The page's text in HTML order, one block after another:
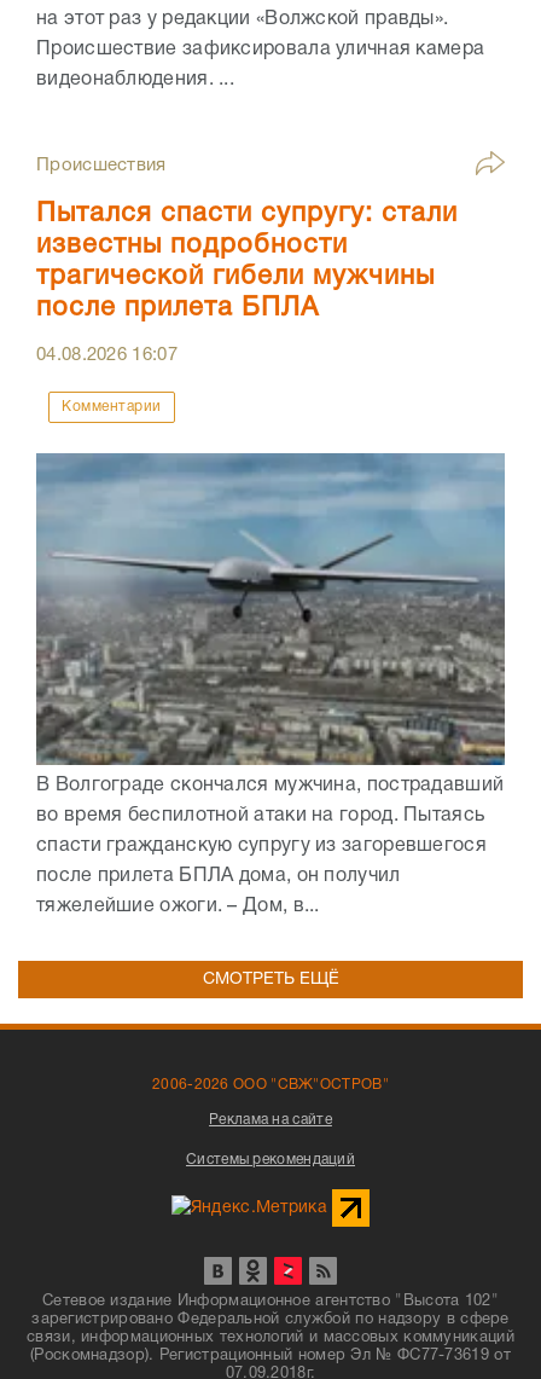
на этот раз у редакции «Волжской правды».
Происшествие зафиксировала уличная камера
видеонаблюдения. ...
Происшествия
Пытался спасти супругу: стали
известны подробности
трагической гибели мужчины
после прилета БПЛА
04.08.2026 16:07
Комментарии
В Волгограде скончался мужчина, пострадавший
во время беспилотной атаки на город. Пытаясь
спасти гражданскую супругу из загоревшегося
после прилета БПЛА дома, он получил
тяжелейшие ожоги. – Дом, в...
СМОТРЕТЬ ЕЩЁ
2006-2026 ООО "СВЖ"ОСТРОВ"
Реклама на сайте
Системы рекомендаций
Сетевое издание Информационное агентство "Высота 102"
зарегистрировано Федеральной службой по надзору в сфере
связи, информационных технологий и массовых коммуникаций
(Роскомнадзор). Регистрационный номер Эл № ФС77-73619 от
07.09.2018г.